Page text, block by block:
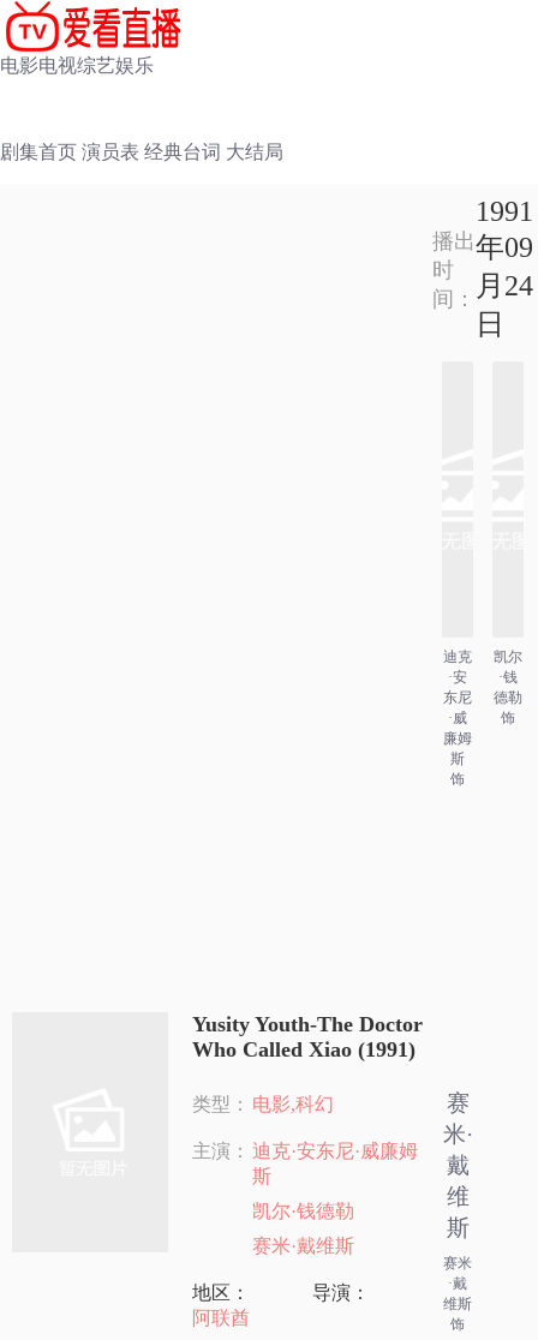
电影电视综艺娱乐
剧集首页 演员表 经典台词 大结局
Yusity Youth-The Doctor
Who Called Xiao (1991)
类型： 电影,科幻
主演： 迪克·安东尼·威廉姆
斯
凯尔·钱德勒
赛米·戴维斯
地区：
阿联酋
导演：
播出
时
间：
1991
年09
月24
日
迪克
·安
东尼
·威
廉姆
斯
饰
凯尔
·钱
德勒
饰
赛
米·
戴
维
斯
赛米
·戴
维斯
饰